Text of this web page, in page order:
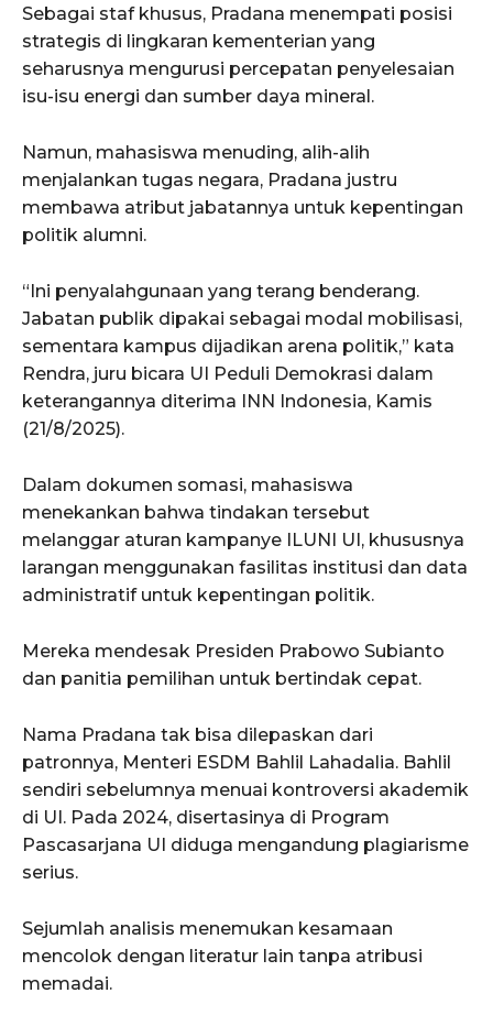
Sebagai staf khusus, Pradana menempati posisi
strategis di lingkaran kementerian yang
seharusnya mengurusi percepatan penyelesaian
isu-isu energi dan sumber daya mineral.
Namun, mahasiswa menuding, alih-alih
menjalankan tugas negara, Pradana justru
membawa atribut jabatannya untuk kepentingan
politik alumni.
“Ini penyalahgunaan yang terang benderang.
Jabatan publik dipakai sebagai modal mobilisasi,
sementara kampus dijadikan arena politik,” kata
Rendra, juru bicara UI Peduli Demokrasi dalam
keterangannya diterima INN Indonesia, Kamis
(21/8/2025).
Dalam dokumen somasi, mahasiswa
menekankan bahwa tindakan tersebut
melanggar aturan kampanye ILUNI UI, khususnya
larangan menggunakan fasilitas institusi dan data
administratif untuk kepentingan politik.
Mereka mendesak Presiden Prabowo Subianto
dan panitia pemilihan untuk bertindak cepat.
Nama Pradana tak bisa dilepaskan dari
patronnya, Menteri ESDM Bahlil Lahadalia. Bahlil
sendiri sebelumnya menuai kontroversi akademik
di UI. Pada 2024, disertasinya di Program
Pascasarjana UI diduga mengandung plagiarisme
serius.
Sejumlah analisis menemukan kesamaan
mencolok dengan literatur lain tanpa atribusi
memadai.